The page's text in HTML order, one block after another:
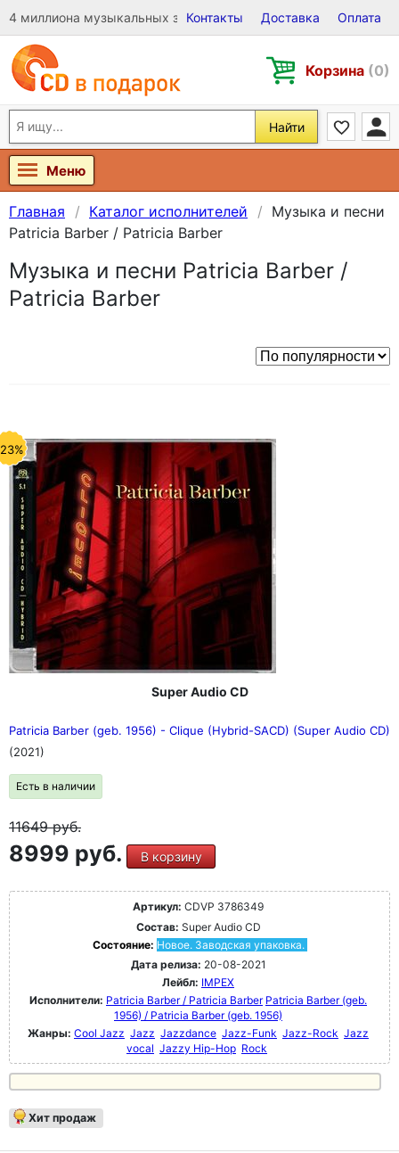
4 миллиона музыкальных записей на Виниле, CD и DVD
Контакты Доставка Оплата
Корзина (0)
Найти
Меню
Главная Каталог исполнителей
Музыка и песни
Patricia Barber / Patricia Barber
Музыка и песни Patricia Barber /
Patricia Barber
Super Audio CD
Patricia Barber (geb. 1956) - Clique (Hybrid-SACD) (Super Audio CD)
(2021)
Есть в наличии
11649руб.
8999 руб. В корзину
Артикул: CDVP 3786349
Состав: Super Audio CD
Состояние: Новое. Заводская упаковка.
Дата релиза: 20-08-2021
Лейбл: IMPEX
Исполнители: Patricia Barber / Patricia Barber Patricia Barber (geb.
1956) / Patricia Barber (geb. 1956)
Жанры: Cool Jazz Jazz Jazzdance Jazz-Funk Jazz-Rock Jazz
vocal Jazzy Hip-Hop Rock
Хит продаж